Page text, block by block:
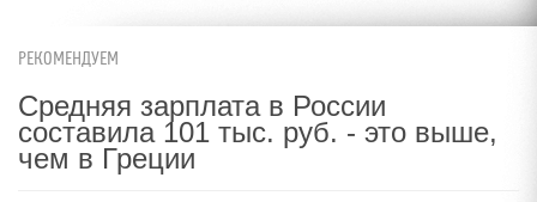
РЕКОМЕНДУЕМ
Средняя зарплата в России
составила 101 тыс. руб. - это выше,
чем в Греции